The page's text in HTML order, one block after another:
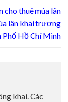
cho thuê múa lân
lân khai trương
Phố Hồ Chí Minh
khai. Các